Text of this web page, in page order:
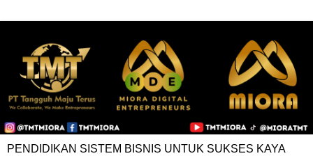
PENDIDIKAN SISTEM BISNIS UNTUK SUKSES KAYA